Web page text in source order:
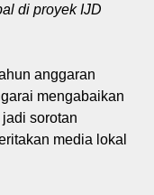
di proyek IJD
anggaran
mengabaikan
sorotan
media lokal